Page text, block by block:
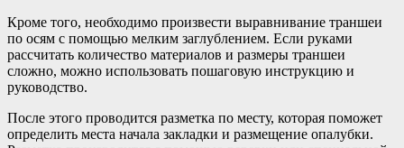
Кроме того, необходимо произвести выравнивание траншеи
по осям с помощью мелким заглублением. Если руками
рассчитать количество материалов и размеры траншеи
сложно, можно использовать пошаговую инструкцию и
руководство.
После этого проводится разметка по месту, которая поможет
определить места начала закладки и размещение опалубки.